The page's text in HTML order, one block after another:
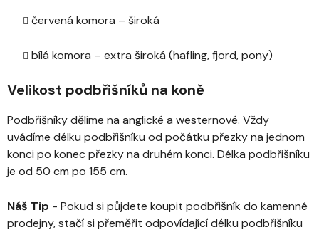
červená komora – široká
bílá komora – extra široká (hafling, fjord, pony)
Velikost podbřišníků na koně
Podbřišníky dělíme na anglické a westernové. Vždy
uvádíme délku podbřišníku od počátku přezky na jednom
konci po konec přezky na druhém konci. Délka podbřišníku
je od 50 cm po 155 cm.
Náš Tip - Pokud si půjdete koupit podbřišník do kamenné
prodejny, stačí si přeměřit odpovídající délku podbřišníku